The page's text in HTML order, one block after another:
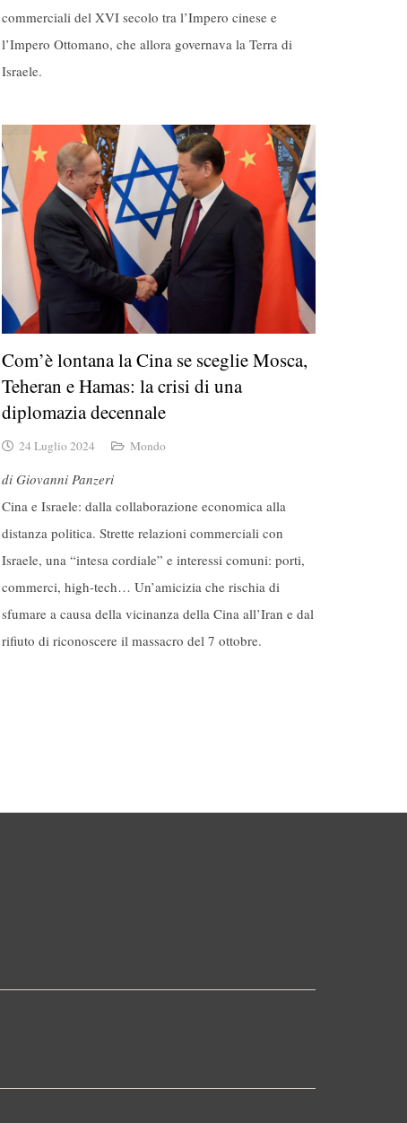
commerciali del XVI secolo tra l’Impero cinese e
l’Impero Ottomano, che allora governava la Terra di
Israele.
Com’è lontana la Cina se sceglie Mosca,
Teheran e Hamas: la crisi di una
diplomazia decennale
24 Luglio 2024 Mondo
di Giovanni Panzeri
Cina e Israele: dalla collaborazione economica alla
distanza politica. Strette relazioni commerciali con
Israele, una “intesa cordiale” e interessi comuni: porti,
commerci, high-tech… Un’amicizia che rischia di
sfumare a causa della vicinanza della Cina all’Iran e dal
rifiuto di riconoscere il massacro del 7 ottobre.